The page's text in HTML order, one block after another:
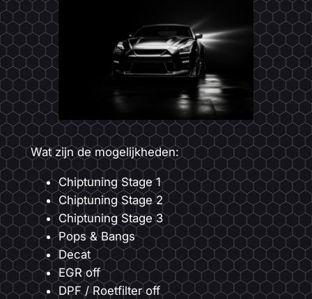
Wat zijn de mogelijkheden:
Chiptuning Stage 1
Chiptuning Stage 2
Chiptuning Stage 3
Pops & Bangs
Decat
EGR off
DPF / Roetfilter off